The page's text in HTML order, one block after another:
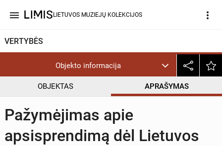
menu LIETUVOS MUZIEJŲ KOLEKCIJOS more_vert
VERTYBĖS
Objekto informacija
OBJEKTAS APRAŠYMAS
Pažymėjimas apie
apsisprendimą dėl Lietuvos